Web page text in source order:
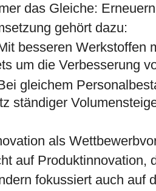
das Gleiche:
gehört dazu:
besseren Werkstoffen
um die Verbesserung
gleichem
ständiger
als
auf Produktinnovation,
fokussiert auch auf